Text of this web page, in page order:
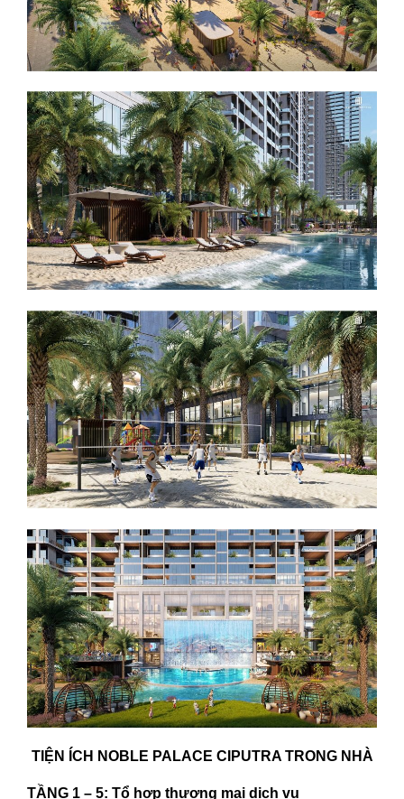
TIỆN ÍCH NOBLE PALACE CIPUTRA TRONG NHÀ
TẦNG 1 – 5: Tổ hợp thương mại dịch vụ